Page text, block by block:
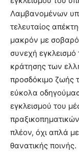
Λαμβανομένων
τελευταίος
μακρόν με σοβαρό
συνεχή εγκλεισμό
κράτησης των
προσδόκιμο ζωής
εύκολα
εγκλεισμού του
πλέον, όχι απλά
θανατικής ποινής.